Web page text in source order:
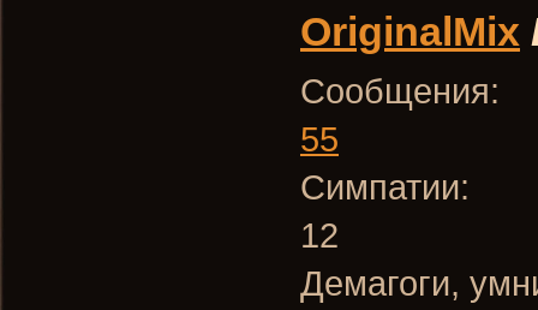
OriginalMix
Сообщения:
55
Симпатии:
12
Демагоги,